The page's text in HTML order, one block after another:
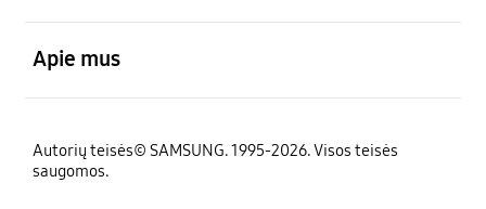
Apie mus
Autorių teisės© SAMSUNG. 1995-2026. Visos teisės
saugomos.